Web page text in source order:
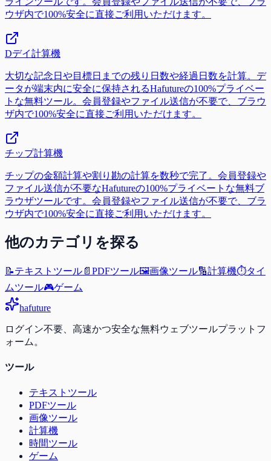
ウザ内で100%安全に直接ご利用いただけます。
Dデイ計算機
大切な記念日や目標日までの残り日数や経過日数を計算。デ
ータが端末内に安全に保持されるHafutureの100%プライベー
トな無料ツール。会員登録やファイル送信が不要で、ブラウ
ザ内で100%安全に直接ご利用いただけます。
チップ計算機
チップの金額計算や割り勘の計算を数秒で完了。会員登録や
ファイル送信が不要なHafutureの100%プライベートな無料ブ
ラウザツールです。会員登録やファイル送信が不要で、ブラ
ウザ内で100%安全に直接ご利用いただけます。
他のカテゴリを探る
📝テキストツール 📄 PDFツール🖼️画像ツール🔢計算機⏱️タイ
ムツール🎮ゲーム
hafuture
ログイン不要、高速かつ安全な無料ウェブツールプラットフ
ォーム。
ツール
テキストツール
PDFツール
画像ツール
計算機
時間ツール
ゲーム